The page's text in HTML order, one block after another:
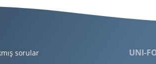
sorular
UNI-